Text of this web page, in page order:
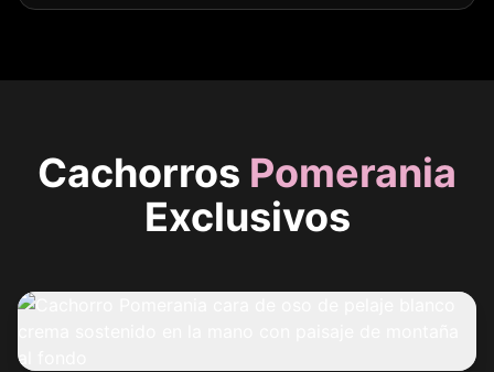
Cachorros Pomerania
Exclusivos